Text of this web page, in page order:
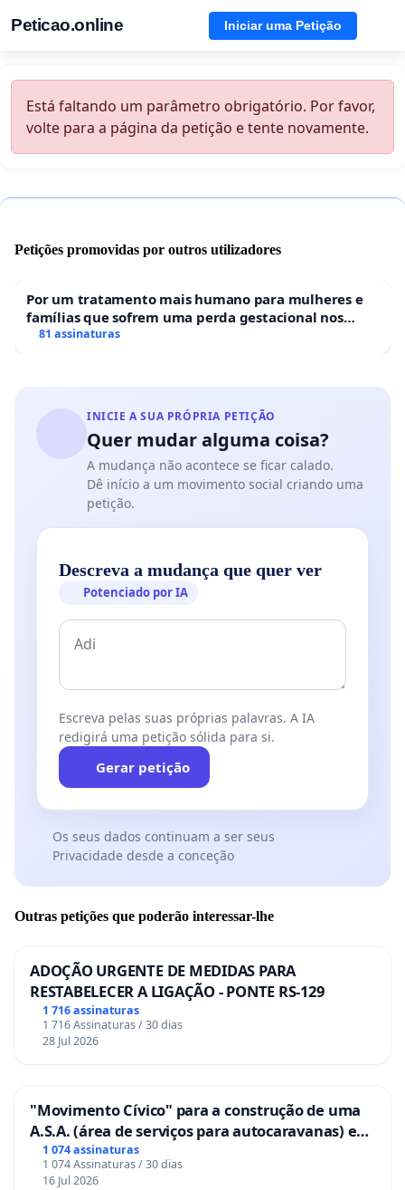
Peticao.online Iniciar uma Petição
Está faltando um parâmetro obrigatório. Por favor,
volte para a página da petição e tente novamente.
Petições promovidas por outros utilizadores
Por um tratamento mais humano para mulheres e
famílias que sofrem uma perda gestacional nos
hospitais portugueses
81 assinaturas
INICIE A SUA PRÓPRIA PETIÇÃO
Quer mudar alguma coisa?
A mudança não acontece se ficar calado.
Dê início a um movimento social criando uma
petição.
Descreva a mudança que quer ver
Potenciado por IA
Escreva pelas suas próprias palavras. A IA
redigirá uma petição sólida para si.
Gerar petição
Os seus dados continuam a ser seus
Privacidade desde a conceção
Outras petições que poderão interessar-lhe
ADOÇÃO URGENTE DE MEDIDAS PARA
RESTABELECER A LIGAÇÃO - PONTE RS-129
1 716 assinaturas
1 716 Assinaturas / 30 dias
28 Jul 2026
"Movimento Cívico" para a construção de uma
A.S.A. (área de serviços para autocaravanas) em
Coimbra
1 074 assinaturas
1 074 Assinaturas / 30 dias
16 Jul 2026